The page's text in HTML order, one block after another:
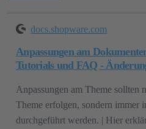
docs.shopware.com
Anpassungen am
Tutorials und FAQ -
Anpassungen am Theme sollten
Theme erfolgen, sondern immer
durchgeführt werden. | Hier